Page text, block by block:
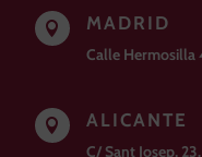
 MADRID
Calle Hermosilla
 ALICANTE
C/ Sant Josep,